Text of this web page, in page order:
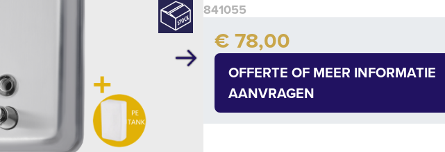
Volgende
841055
Quantity
€ 78,00
OFFERTE OF MEER INFORMATIE
AANVRAGEN